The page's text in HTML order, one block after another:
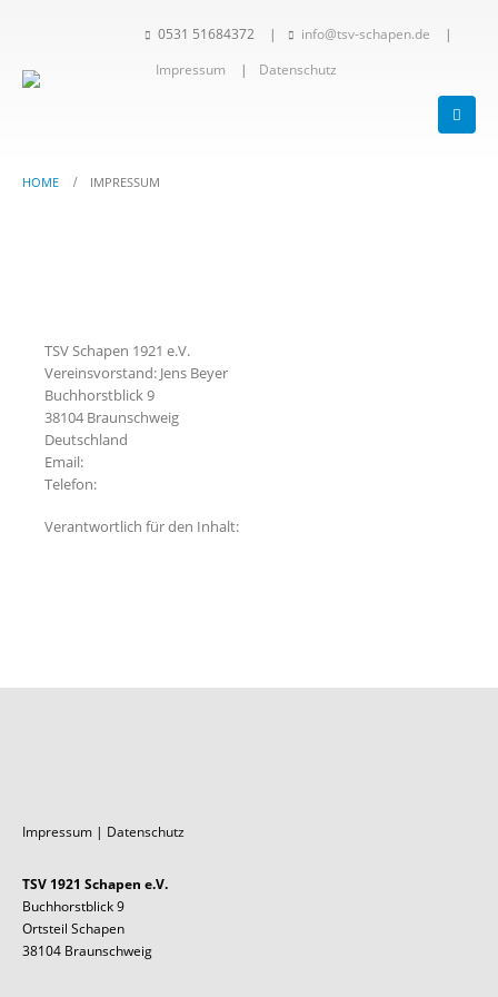
0531 51684372 | info@tsv-schapen.de
|
Impressum
| Datenschutz
HOME IMPRESSUM
TSV Schapen 1921 e.V.
Vereinsvorstand: Jens Beyer
Buchhorstblick 9
38104 Braunschweig
Deutschland
Email:
Telefon:
Verantwortlich für den Inhalt:
Impressum | Datenschutz
TSV 1921 Schapen e.V.
Buchhorstblick 9
Ortsteil Schapen
38104 Braunschweig